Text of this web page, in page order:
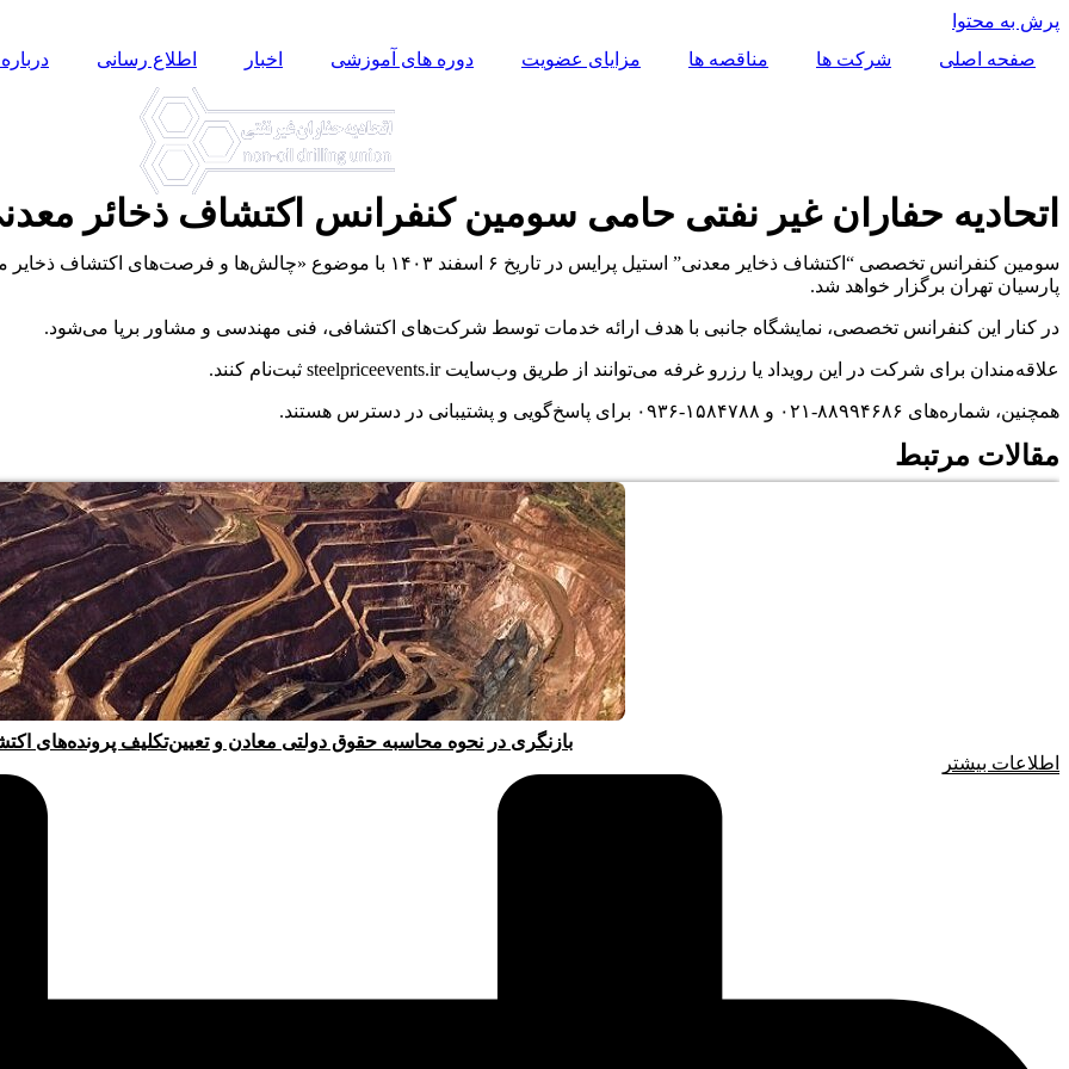
پرش به محتوا
صفحه اصلی
شرکت ها مناقصه ها مزایای عضویت دوره های آموزشی اخبار اطلاع رسانی
اتحادیه حفاران غیر نفتی حامی سومین کنفرانس اکتشاف ذخائر
سومین کنفرانس تخصصی “اکتشاف ذخایر معدنی” استیل پرایس در تاریخ ۶ اسفند
پارسیان تهران برگزار خواهد شد.
در کنار این کنفرانس تخصصی، نمایشگاه جانبی با هدف ارائه خدمات توسط شرکت‌های اکتشافی، فنی مهندسی و مشاور برپا می‌شود.
علاقه‌مندان برای شرکت در این رویداد یا رزرو غرفه می‌توانند از طریق وب‌سایت steelpriceevents.ir ثبت‌نام کنند.
همچنین، شماره‌های ۸۸۹۹۴۶۸۶-۰۲۱ و ۱۵۸۴۷۸۸-۰۹۳۶ برای پاسخ‌گویی و پشتیبانی در دسترس هستند.
مقالات مرتبط
بازنگری در نحوه محاسبه حقوق دولتی معادن و تعیین‌تکلیف پرونده‌های
اطلاعات بیشتر